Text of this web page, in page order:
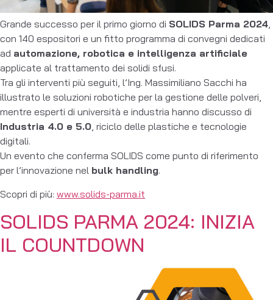
Grande successo per il primo giorno di SOLIDS Parma 2024,
con 140 espositori e un fitto programma di convegni dedicati
ad automazione, robotica e intelligenza artificiale
applicate al trattamento dei solidi sfusi.
Tra gli interventi più seguiti, l’Ing. Massimiliano Sacchi ha
illustrato le soluzioni robotiche per la gestione delle polveri,
mentre esperti di università e industria hanno discusso di
Industria 4.0 e 5.0, riciclo delle plastiche e tecnologie
digitali.
Un evento che conferma SOLIDS come punto di riferimento
per l’innovazione nel bulk handling.
Scopri di più: www.solids-parma.it
SOLIDS PARMA 2024: INIZIA
IL COUNTDOWN